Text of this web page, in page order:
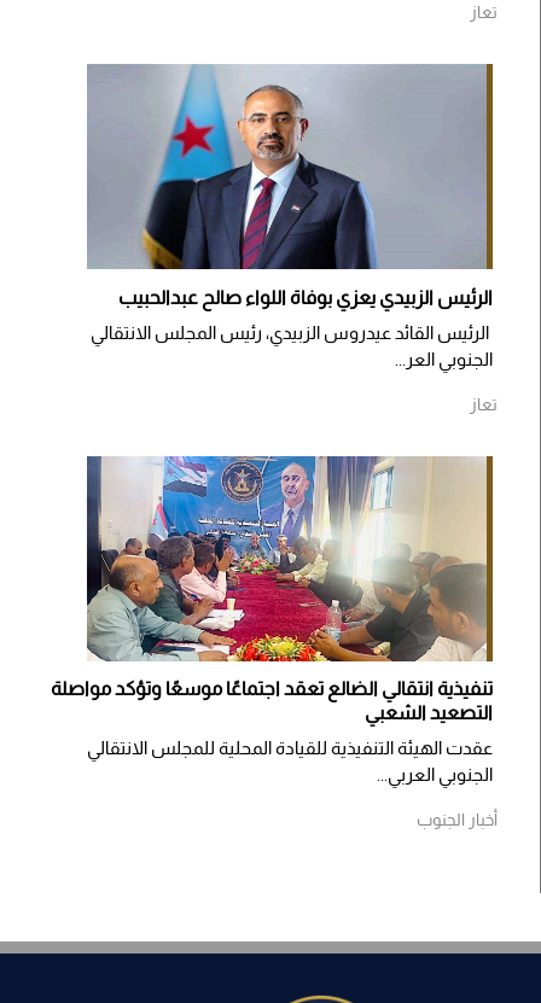
تعاز
الرئيس الزبيدي يعزي بوفاة اللواء صالح عبدالحبيب
الرئيس القائد عيدروس الزبيدي، رئيس المجلس الانتقالي
الجنوبي العر...
تعاز
تنفيذية انتقالي الضالع تعقد اجتماعًا موسعًا وتؤكد مواصلة
التصعيد الشعبي
عقدت الهيئة التنفيذية للقيادة المحلية للمجلس الانتقالي
الجنوبي العربي...
أخبار الجنوب